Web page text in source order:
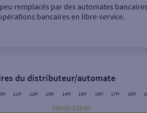
monnaie €
remplacés par des automates
bancaires en libre-service.
du distributeur/automate
11H 12H 13H 14H 15H 16H 17H 18H
06h00-22h00